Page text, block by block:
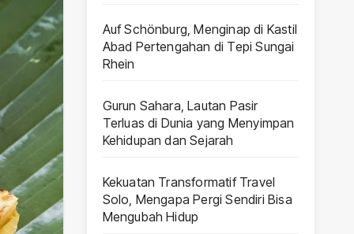
Auf Schönburg, Menginap di Kastil
Abad Pertengahan di Tepi Sungai
Rhein
Gurun Sahara, Lautan Pasir
Terluas di Dunia yang Menyimpan
Kehidupan dan Sejarah
Kekuatan Transformatif Travel
Solo, Mengapa Pergi Sendiri Bisa
Mengubah Hidup